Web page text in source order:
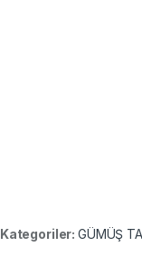
Kategoriler: GÜMÜŞ